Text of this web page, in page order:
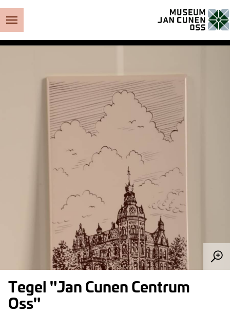
Tegel "Jan Cunen Centrum
Oss"